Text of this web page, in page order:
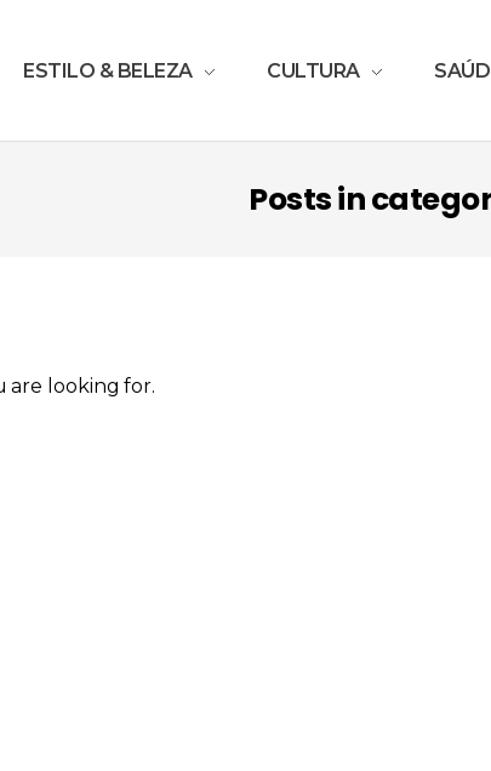
ESTILO & BELEZA CULTURA
Posts in
are looking for.